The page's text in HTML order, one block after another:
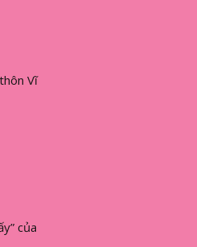
Vĩ
của